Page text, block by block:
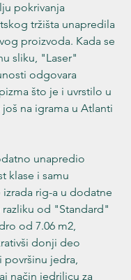
pokrivanja
tržišta unapredila
proizvoda. Kada se
sliku, "Laser"
odgovara
što je i uvrstilo u
na igrama u Atlanti
unapredio
klase i samu
izrada rig-a u dodatne
razliku od "Standard"
od 7.06 m2,
donji deo
površinu jedra,
način jedrilicu za